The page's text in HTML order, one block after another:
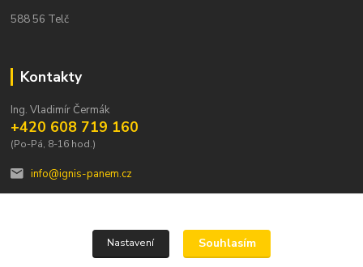
588 56 Telč
Kontakty
Ing. Vladimír Čermák
+420 608 719 160
(Po-Pá, 8-16 hod.)
info@ignis-panem.cz
Nastavení Souhlasím